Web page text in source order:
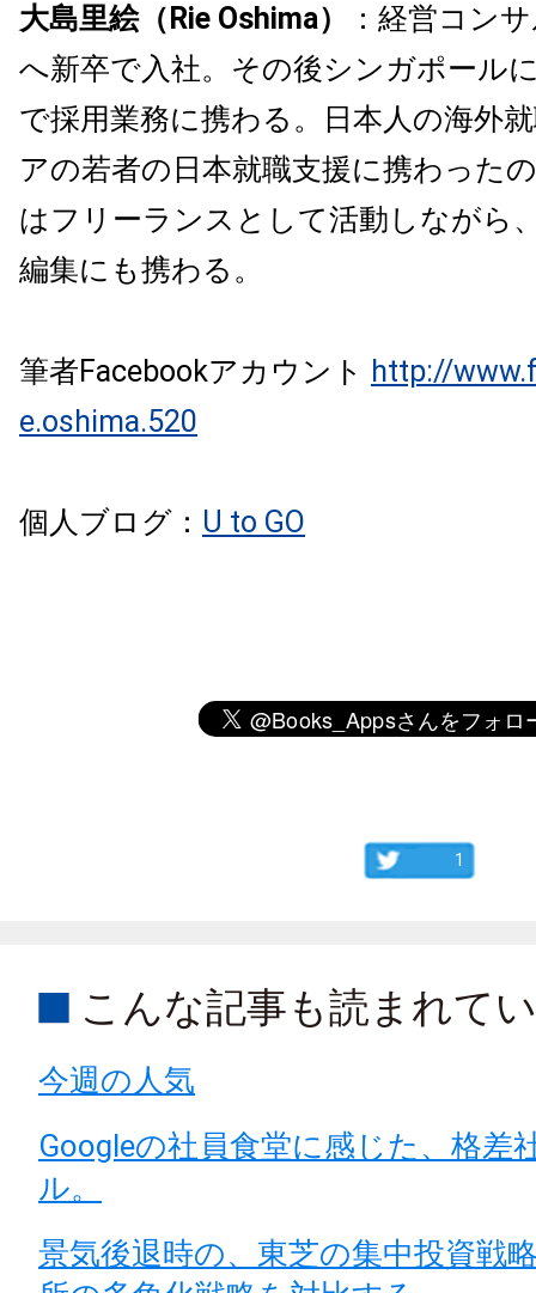
大島里絵（Rie Oshima）
：経営コン
へ新卒で入社。その後シンガポール
で採用業務に携わる。日本人の海外
アの若者の日本就職支援に携わった
はフリーランスとして活動しながら
編集にも携わる。
筆者Facebookアカウント http://
e.oshima.520
個人ブログ： U to GO
1
こんな記事も読まれて
今週の人気
Googleの社員食堂に感じた、格差
ル。
景気後退時の、東芝の集中投資戦